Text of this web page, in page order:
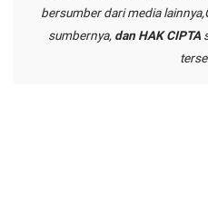
bersumber dari media
sumbernya, dan HAK CIPTA